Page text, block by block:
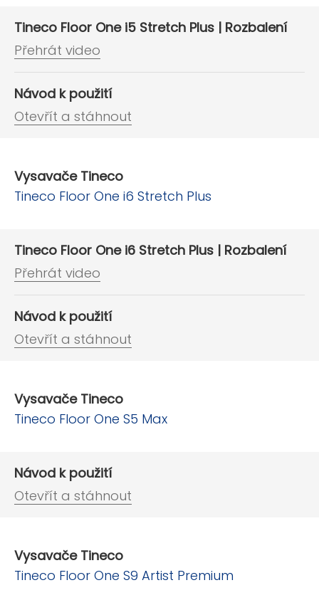
Tineco Floor One i5 Stretch Plus | Rozbalení
Přehrát video
Návod k použití
Otevřít a stáhnout
Vysavače Tineco
Tineco Floor One i6 Stretch Plus
Tineco Floor One i6 Stretch Plus | Rozbalení
Přehrát video
Návod k použití
Otevřít a stáhnout
Vysavače Tineco
Tineco Floor One S5 Max
Návod k použití
Otevřít a stáhnout
Vysavače Tineco
Tineco Floor One S9 Artist Premium